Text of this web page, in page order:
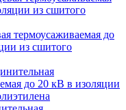
термоусаживаемая до
из сшитого